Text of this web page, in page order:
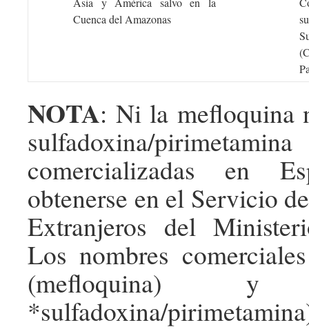
Cuenca del Amazonas
NOTA: Ni la mefloquina
sulfadoxina/
comercializadas en
obtenerse en el Servicio
Extranjeros del
Los nombres
(mefloquina) y
*sulfadoxina/